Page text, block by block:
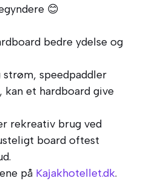
😊
bedre ydelse og
speedpaddler
kan et hardboard give
rekreativ brug ved
board oftest
på Kajakhotellet.dk.